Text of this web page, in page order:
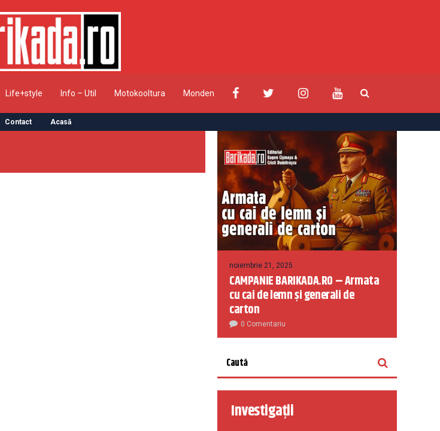
Life+style Info – Util Motokooltura Monden
Contact Acasă
noiembrie 21, 2025
CAMPANIE BARIKADA.RO – Armata
cu cai de lemn și generali de
carton
0 Comentariu
Investigații